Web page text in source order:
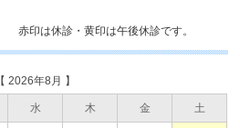
赤印は休診・黄印は午後休診です。
【 2026年8月 】
水 木 金 土